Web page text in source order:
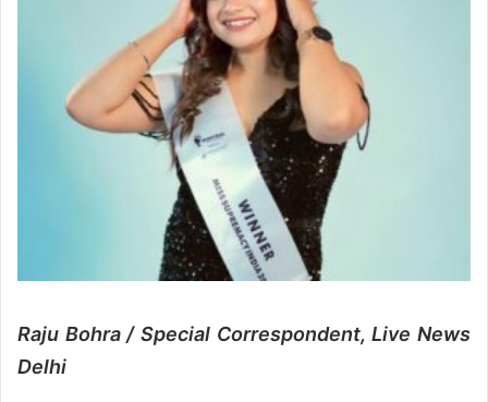
Raju Bohra / Special Correspondent, Live News
Delhi